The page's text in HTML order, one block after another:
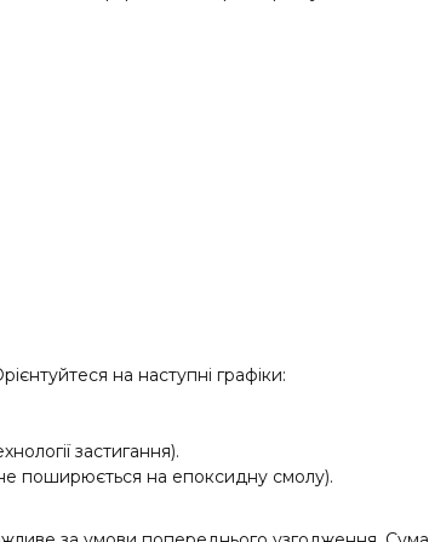
на наступні графіки:
застигання).
поширюється на епоксидну смолу).